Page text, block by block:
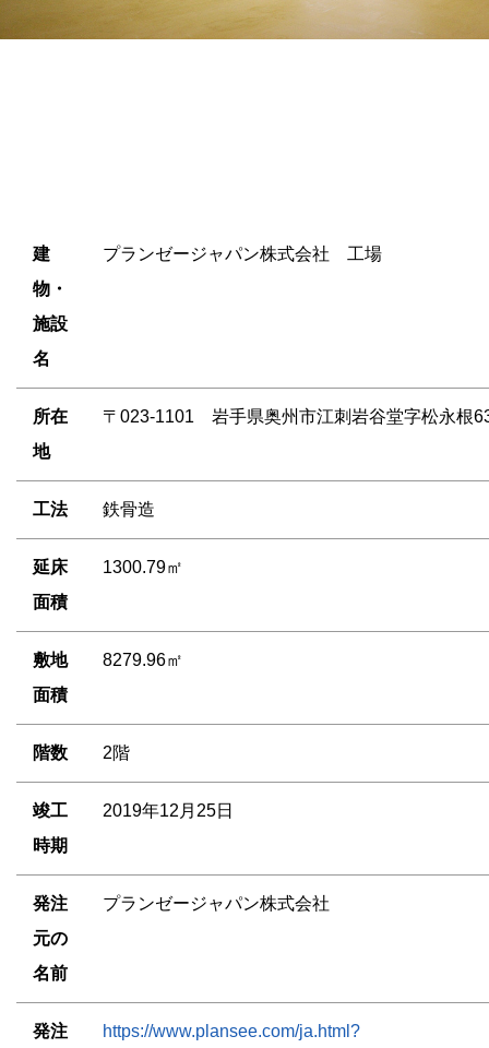
建
物・
施設
名
プランゼージャパン株式会社 工場
所在
地
〒023-1101 岩手県奥州市江刺岩谷堂字松永根
工法 鉄骨造
延床
面積
1300.79㎡
敷地
面積
8279.96㎡
階数 2階
竣工
時期
2019年12月25日
発注
元の
名前
プランゼージャパン株式会社
発注
https://www.plansee.com/ja.html?